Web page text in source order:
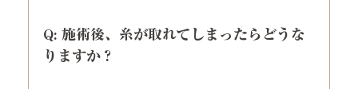
Q: 施術後、糸が取れてしまったらどうな
りますか？